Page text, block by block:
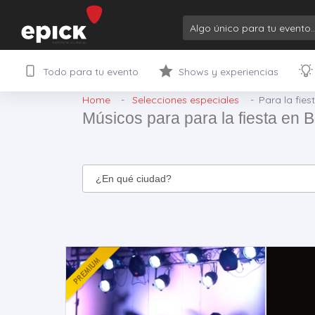
Todo para tu evento Shows y experiencias
Home Selecciones especiales Para la
Músicos para para la fiesta en